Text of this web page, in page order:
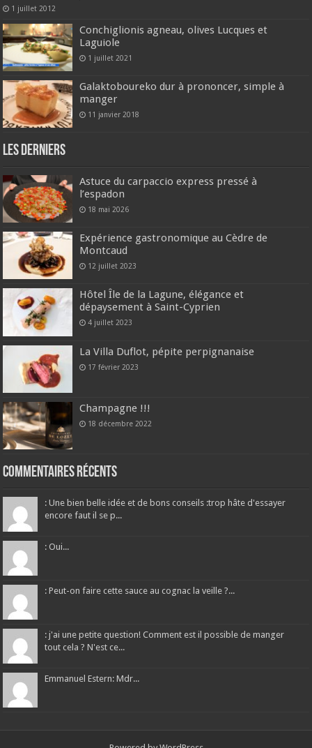
1 juillet 2012
Conchiglionis agneau, olives Lucques et
Laguiole
1 juillet 2021
Galaktoboureko dur à prononcer, simple à
manger
11 janvier 2018
Les derniers
Astuce du carpaccio express pressé à
l’espadon
18 mai 2026
Expérience gastronomique au Cèdre de
Montcaud
12 juillet 2023
Hôtel Île de la Lagune, élégance et
dépaysement à Saint-Cyprien
4 juillet 2023
La Villa Duflot, pépite perpignanaise
17 février 2023
Champagne !!!
18 décembre 2022
Commentaires récents
: Une bien belle idée et de bons conseils :trop hâte d'essayer
encore faut il se p...
: Oui...
: Peut-on faire cette sauce au cognac la veille ?...
: j'ai une petite question! Comment est il possible de manger
tout cela ? N'est ce...
Emmanuel Estern: Mdr...